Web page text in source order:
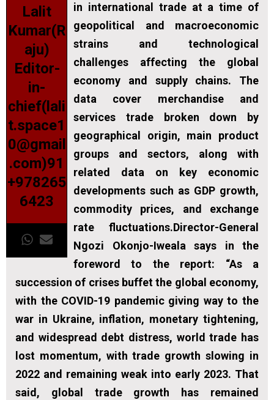
Lalit
Kumar(R
aju)
Editor-
in-
chief(lali
t.space1
0@gmail
.com)91
+978265
6423
in international trade at a time of
geopolitical and macroeconomic
strains and technological
challenges affecting the global
economy and supply chains. The
data cover merchandise and
services trade broken down by
geographical origin, main product
groups and sectors, along with
related data on key economic
developments such as GDP growth,
commodity prices, and exchange
rate fluctuations.Director-General
Ngozi Okonjo-Iweala says in the
foreword to the report: “As a
succession of crises buffet the global economy,
with the COVID-19 pandemic giving way to the
war in Ukraine, inflation, monetary tightening,
and widespread debt distress, world trade has
lost momentum, with trade growth slowing in
2022 and remaining weak into early 2023. That
said, global trade growth has remained